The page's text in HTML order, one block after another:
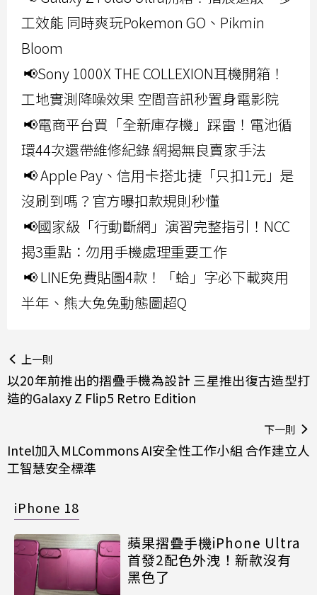
工效能 同時爽玩Pokemon GO、Pikmin
Bloom
📢Sony 1000X THE COLLEXION耳機開箱！
工地實測降噪效果 空間音訊秒置身電影院
📢電商平台買「全新庫存機」踩雷！電池循
環44次還帶維修紀錄 網揭無良賣家手法
📢 Apple Pay、信用卡搭北捷「只扣1元」是
沒刷到嗎？官方曝扣款規則秒懂
📢國家級「行動斷網」演習完整指引！NCC
揭3重點：勿用手機處理重要工作
📢 LINE免費貼圖4款！「蛤」字必下載爽用
半年、熊大兔兔動態圖超Q
上一則
以20年前推出的摺疊手機為設計 三星推出復古造型打
造的Galaxy Z Flip5 Retro Edition
下一則
Intel加入MLCommons AI安全性工作小組 合作建立人
工智慧安全標準
iPhone 18
蘋果摺疊手機iPhone Ultra
首發2配色外洩！新款沒有
黑色了